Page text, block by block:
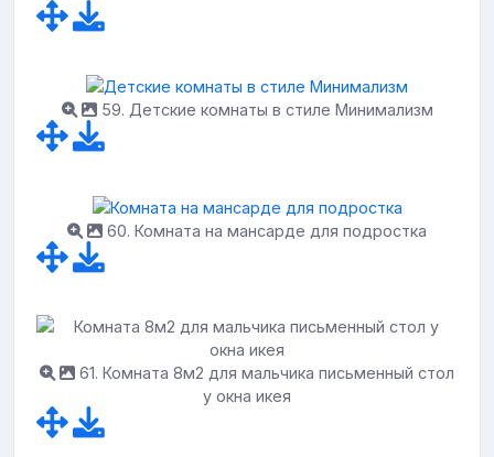
59. Детские комнаты в стиле Минимализм
60. Комната на мансарде для подростка
61. Комната 8м2 для мальчика письменный стол
у окна икея